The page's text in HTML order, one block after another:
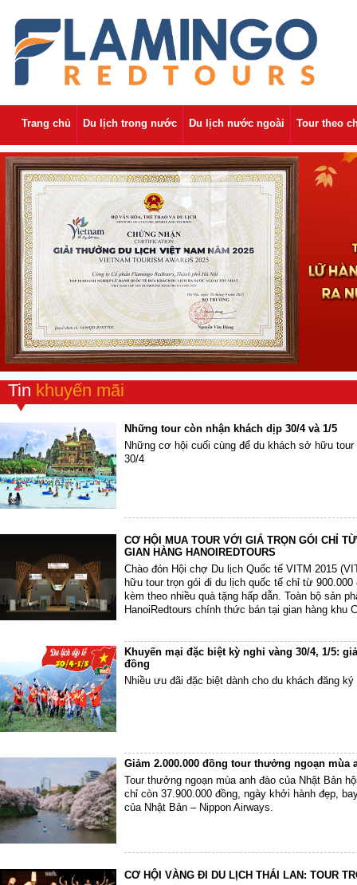
Trang chủ Du lịch trong nước Du lịch nước ngoài Tour theo
Tin khuyến mãi
Những tour còn nhận khách dịp 30/4 và 1/5
Những cơ hội cuối cùng để du khách sở hữu
30/4
CƠ HỘI MUA TOUR VỚI GIÁ TRỌN GÓI CHỈ
GIAN HÀNG HANOIREDTOURS
Chào đón Hội chợ Du lịch Quốc tế VITM 2015
hữu tour trọn gói đi du lịch quốc tế chỉ từ
kèm theo nhiều quà tặng hấp dẫn. Toàn bộ sản
HanoiRedtours chính thức bán tại gian hàng khu
Khuyến mại đặc biệt kỳ nghỉ vàng 30/4, 1/5:
đồng
Nhiều ưu đãi đặc biệt dành cho du khách đăng
Giảm 2.000.000 đồng tour thưởng ngoạn mùa
Tour thưởng ngoạn mùa anh đào của Nhật Bản
chỉ còn 37.900.000 đồng, ngày khởi hành đẹp,
của Nhật Bản – Nippon Airways.
CƠ HỘI VÀNG ĐI DU LỊCH THÁI LAN: TOUR